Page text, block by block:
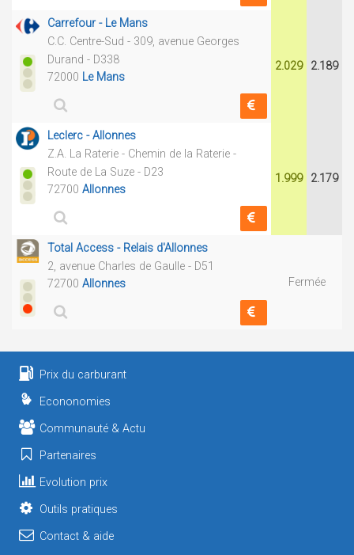
Carrefour - Le Mans
C.C. Centre-Sud - 309, avenue Georges
Durand - D338
72000 Le Mans
2.029 2.189
Leclerc - Allonnes
Z.A. La Raterie - Chemin de la Raterie -
Route de La Suze - D23
72700 Allonnes
1.999 2.179
Total Access - Relais d'Allonnes
2, avenue Charles de Gaulle - D51
72700 Allonnes Fermée
Prix du carburant
Econonomies
Communauté & Actu
Partenaires
Evolution prix
Outils pratiques
Contact & aide